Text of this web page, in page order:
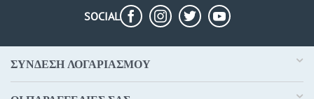
SOCIAL
ΣΥΝΔΕΣΗ ΛΟΓΑΡΙΑΣΜΟΥ​